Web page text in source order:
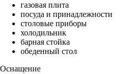
газовая плита
посуда и принадлежности
столовые приборы
холодильник
барная стойка
обеденный стол
Оснащение